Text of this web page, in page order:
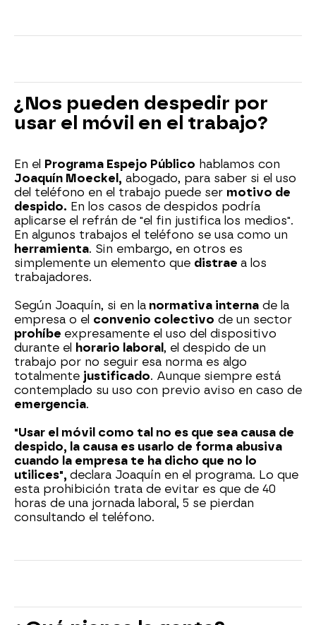
¿Nos pueden despedir por
usar el móvil en el trabajo?
En el Programa Espejo Público hablamos con
Joaquín Moeckel, abogado, para saber si el uso
del teléfono en el trabajo puede ser motivo de
despido. En los casos de despidos podría
aplicarse el refrán de "el fin justifica los medios".
En algunos trabajos el teléfono se usa como un
herramienta. Sin embargo, en otros es
simplemente un elemento que distrae a los
trabajadores.
Según Joaquín, si en la normativa interna de la
empresa o el convenio colectivo de un sector
prohíbe expresamente el uso del dispositivo
durante el horario laboral , el despido de un
trabajo por no seguir esa norma es algo
totalmente justificado. Aunque siempre está
contemplado su uso con previo aviso en caso de
emergencia.
"Usar el móvil como tal no es que sea causa de
despido, la causa es usarlo de forma abusiva
cuando la empresa te ha dicho que no lo
utilices", declara Joaquín en el programa. Lo que
esta prohibición trata de evitar es que de 40
horas de una jornada laboral, 5 se pierdan
consultando el teléfono.